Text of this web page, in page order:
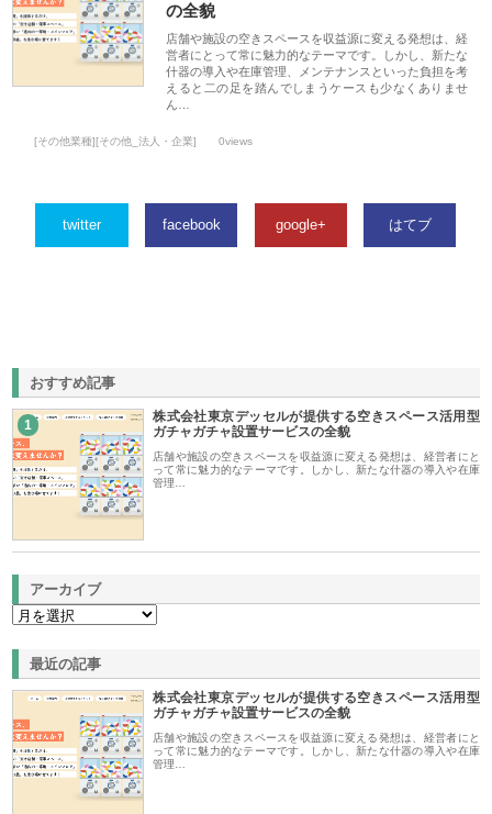
の全貌
店舗や施設の空きスペースを収益源に変える発想は、経
営者にとって常に魅力的なテーマです。しかし、新たな
什器の導入や在庫管理、メンテナンスといった負担を考
えると二の足を踏んでしまうケースも少なくありませ
ん…
[その他業種][その他_法人・企業] 0views
twitter facebook google+ はてブ
おすすめ記事
1
株式会社東京デッセルが提供する空きスペース活用型
ガチャガチャ設置サービスの全貌
店舗や施設の空きスペースを収益源に変える発想は、経営者にと
って常に魅力的なテーマです。しかし、新たな什器の導入や在庫
管理…
アーカイブ
最近の記事
株式会社東京デッセルが提供する空きスペース活用型
ガチャガチャ設置サービスの全貌
店舗や施設の空きスペースを収益源に変える発想は、経営者にと
って常に魅力的なテーマです。しかし、新たな什器の導入や在庫
管理…